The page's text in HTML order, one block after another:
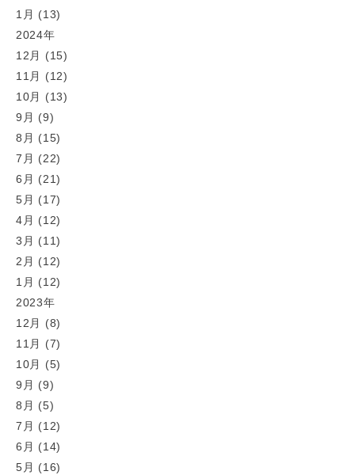
1月 (13)
2024年
12月 (15)
11月 (12)
10月 (13)
9月 (9)
8月 (15)
7月 (22)
6月 (21)
5月 (17)
4月 (12)
3月 (11)
2月 (12)
1月 (12)
2023年
12月 (8)
11月 (7)
10月 (5)
9月 (9)
8月 (5)
7月 (12)
6月 (14)
5月 (16)